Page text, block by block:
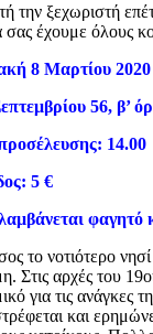
την ξεχωριστή
σας έχουμε όλους
8 Μαρτίου 2020
56, β’
14.00
5 €
φαγητό
το νοτιότερο
Στις αρχές του
για τις ανάγκες
και